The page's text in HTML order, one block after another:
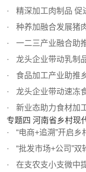
精深加工肉制品 促进
种养加融合发展猪肉
一二三产业融合助推
龙头企业带动乳制品
食品加工产业助推乡
龙头企业带动速冻食
新业态助力食材加工
专题四 河南省乡村现
“电商+追溯”开启乡
“批发市场+公司”双
在支农支小支微中提